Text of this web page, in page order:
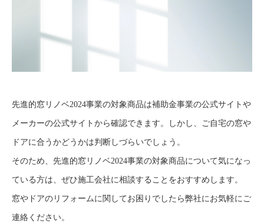
先進的窓リノベ2024事業の対象商品は補助金事業の公式サイトや
メーカーの公式サイトから確認できます。しかし、ご自宅の窓や
ドアに合うかどうかは判断しづらいでしょう。
そのため、先進的窓リノベ2024事業の対象商品について気になっ
ている方は、ぜひ施工会社に相談することをおすすめします。
窓やドアのリフォームに関してお困りでしたら弊社にお気軽にご
連絡ください。